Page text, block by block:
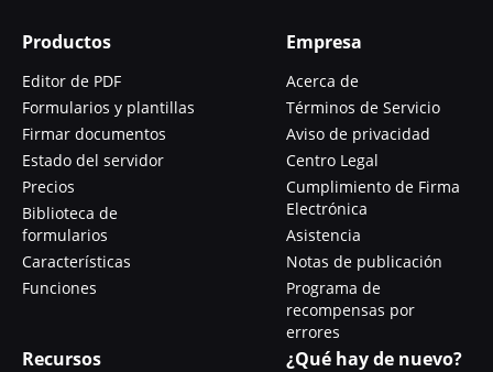
Productos
Editor de PDF
Formularios y plantillas
Firmar documentos
Estado del servidor
Precios
Biblioteca de
formularios
Características
Funciones
Empresa
Acerca de
Términos de Servicio
Aviso de privacidad
Centro Legal
Cumplimiento de Firma
Electrónica
Asistencia
Notas de publicación
Programa de
recompensas por
errores
Recursos ¿Qué hay de nuevo?